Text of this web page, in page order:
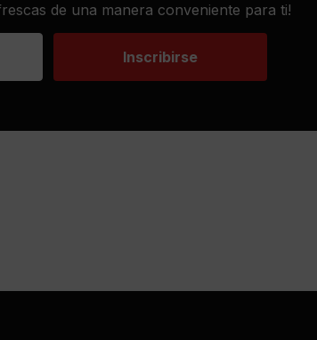
de una manera conveniente para ti!
Inscribirse